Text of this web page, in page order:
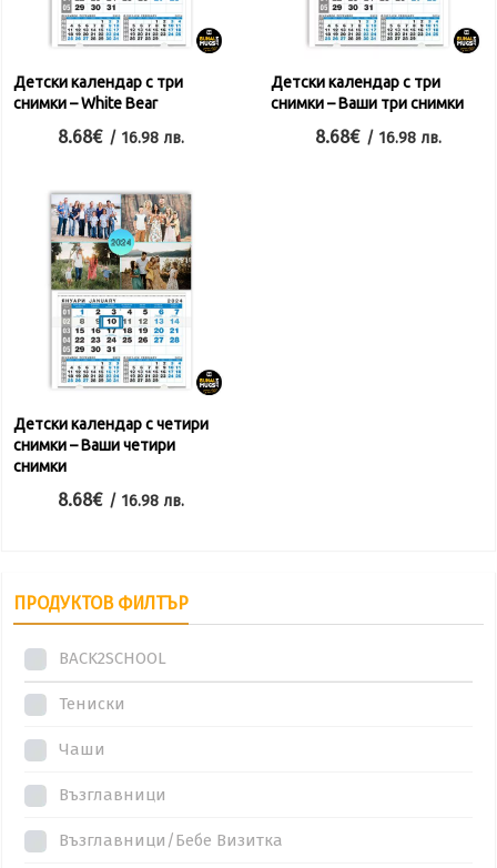
Детски календар с три
снимки – White Bear
8.68€ / 16.98 лв.
Детски календар с три
снимки – Ваши три снимки
8.68€ / 16.98 лв.
Детски календар с четири
снимки – Ваши четири
снимки
8.68€ / 16.98 лв.
ПРОДУКТОВ ФИЛТЪР
BACK2SCHOOL
Тениски
Чаши
Възглавници
Възглавници/Бебе Визитка